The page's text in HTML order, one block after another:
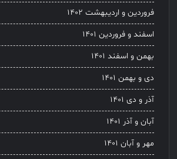
فروردین و اردیبهشت ۱۴۰۲
اسفند و فروردین ۱۴۰۱
بهمن و اسفند ۱۴۰۱
دی و بهمن ۱۴۰۱
آذر و دی ۱۴۰۱
آبان و آذر ۱۴۰۱
مهر و آبان ۱۴۰۱